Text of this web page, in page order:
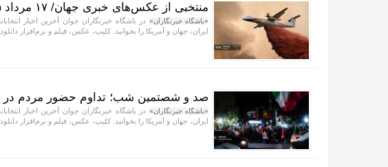
منتخبی از عکس‌های خبری جهان/ ۱۷ مرداد ۱۴۰۵
«باشگاه خبرنگاران» در باشگاه خبرنگاران جوان آخرین اخبار
ایران، جهان و آمریکا را بخوانید. کلیپ، عکس، فیلم و نرم‌افزار دانلود
صد و شصتمین شب؛ تداوم حضور مردم در
«باشگاه خبرنگاران» در باشگاه خبرنگاران جوان آخرین اخبار
ایران، جهان و آمریکا را بخوانید. کلیپ، عکس، فیلم و نرم‌افزار دانلود